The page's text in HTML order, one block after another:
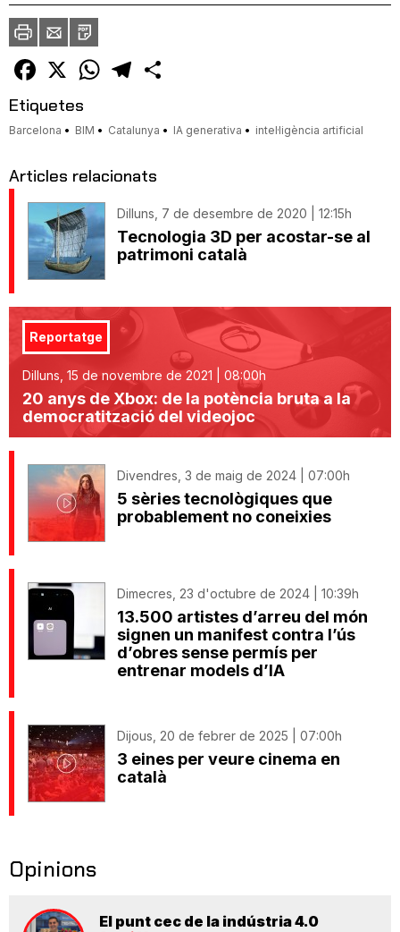
ImprimirEnvia
un
amic
PDF
Facebook
X WhatsAppTelegram
Etiquetes
Barcelona BIM Catalunya IA generativa intel·ligència artificial
Articles relacionats
Dilluns, 7 de desembre de 2020 | 12:15h
Tecnologia 3D per acostar-se al
patrimoni català
Reportatge
Dilluns, 15 de novembre de 2021 | 08:00h
20 anys de Xbox: de la potència bruta a la
democratització del videojoc
Divendres, 3 de maig de 2024 | 07:00h
5 sèries tecnològiques que
probablement no coneixies
Dimecres, 23 d'octubre de 2024 | 10:39h
13.500 artistes d’arreu del món
signen un manifest contra l’ús
d’obres sense permís per
entrenar models d’IA
Dijous, 20 de febrer de 2025 | 07:00h
3 eines per veure cinema en
català
Opinions
El punt cec de la indústria 4.0